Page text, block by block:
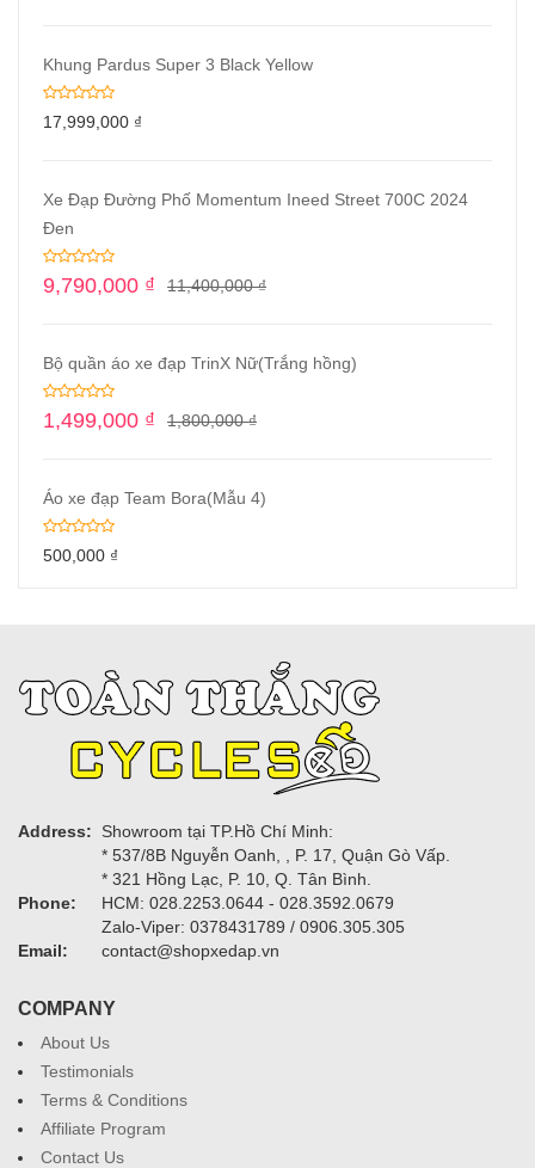
Khung Pardus Super 3 Black Yellow
17,999,000 ₫
Xe Đạp Đường Phố Momentum Ineed Street 700C 2024
Đen
11,400,000₫
9,790,000 ₫
Bộ quần áo xe đạp TrinX Nữ(Trắng hồng)
1,800,000₫
1,499,000 ₫
Áo xe đạp Team Bora(Mẫu 4)
500,000 ₫
Address:
Showroom tại TP.Hồ Chí Minh:
* 537/8B Nguyễn Oanh, , P. 17, Quận Gò Vấp.
* 321 Hồng Lạc, P. 10, Q. Tân Bình.
Phone:
HCM: 028.2253.0644 - 028.3592.0679
Zalo-Viper: 0378431789 / 0906.305.305
Email:
contact@shopxedap.vn
COMPANY
About Us
Testimonials
Terms & Conditions
Affiliate Program
Contact Us